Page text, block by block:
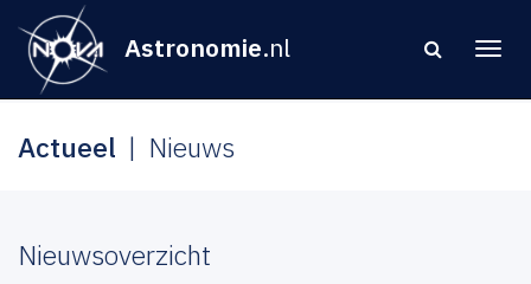
Astronomie.nl
Actueel Nieuws
Nieuwsoverzicht